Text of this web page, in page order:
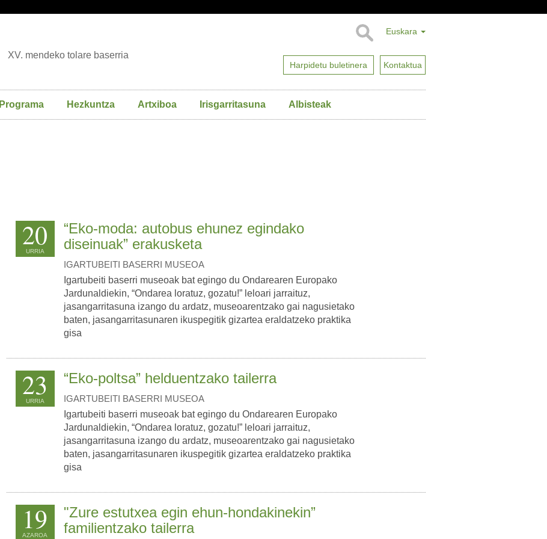
Euskara
Harpidetu buletinera Kontaktua
XV. mendeko tolare baserria
Programa Hezkuntza Artxiboa Irisgarritasuna Albisteak
20
URRIA
“Eko-moda: autobus ehunez egindako
diseinuak” erakusketa
IGARTUBEITI BASERRI MUSEOA
Igartubeiti baserri museoak bat egingo du Ondarearen Europako
Jardunaldiekin, “Ondarea loratuz, gozatu!” leloari jarraituz,
jasangarritasuna izango du ardatz, museoarentzako gai nagusietako
baten, jasangarritasunaren ikuspegitik gizartea eraldatzeko praktika
gisa
23
URRIA
“Eko-poltsa” helduentzako tailerra
IGARTUBEITI BASERRI MUSEOA
Igartubeiti baserri museoak bat egingo du Ondarearen Europako
Jardunaldiekin, “Ondarea loratuz, gozatu!” leloari jarraituz,
jasangarritasuna izango du ardatz, museoarentzako gai nagusietako
baten, jasangarritasunaren ikuspegitik gizartea eraldatzeko praktika
gisa
19
AZAROA
"Zure estutxea egin ehun-hondakinekin”
familientzako tailerra